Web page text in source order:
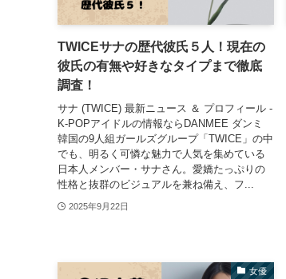
TWICEサナの歴代彼氏５人！現在の
彼氏の有無や好きなタイプまで徹底
調査！
サナ (TWICE) 最新ニュース ＆ プロフィール -
K-POPアイドルの情報ならDANMEE ダンミ
韓国の9人組ガールズグループ「TWICE」の中
でも、明るく可憐な魅力で人気を集めている
日本人メンバー・サナさん。愛嬌たっぷりの
性格と抜群のビジュアルを兼ね備え、フ...
2025年9月22日
女優